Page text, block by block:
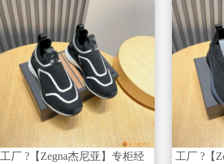
工厂 ?【Zegna杰尼亚】专柜经
工厂 ?【